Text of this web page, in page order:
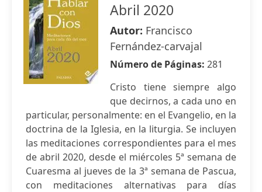
Abril 2020
Autor: Francisco
Fernández-carvajal
Número de Páginas: 281
Cristo tiene siempre algo
que decirnos, a cada uno en
particular, personalmente: en el Evangelio, en la
doctrina de la Iglesia, en la liturgia. Se incluyen
las meditaciones correspondientes para el mes
de abril 2020, desde el miércoles 5ª semana de
Cuaresma al jueves de la 3ª semana de Pascua,
con meditaciones alternativas para días